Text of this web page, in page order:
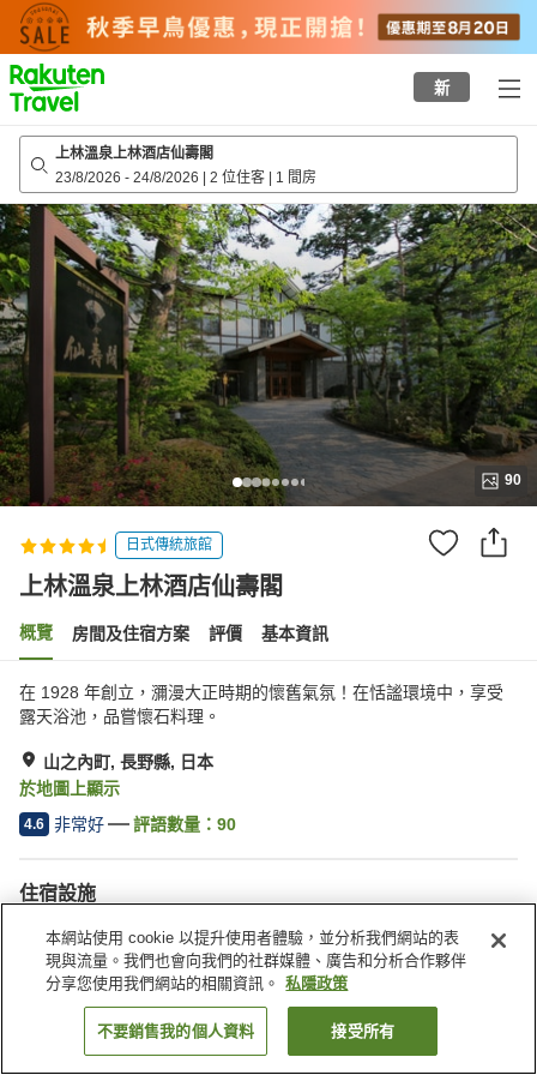
to
top
page
新
上林溫泉上林酒店仙壽閣
23/8/2026 - 24/8/2026 | 2 位住客 | 1 間房
90
日式傳統旅館
上林溫泉上林酒店仙壽閣
概覽 房間及住宿方案 評價 基本資訊
在 1928 年創立，瀰漫大正時期的懷舊氣氛！在恬謐環境中，享受
露天浴池，品嘗懷石料理。
山之內町, 長野縣, 日本
於地圖上顯示
4.6 非常好 評語數量： 90
住宿設施
停車場
泳池
餐廳
休息室
找客房
本網站使用 cookie 以提升使用者體驗，並分析我們網站的表
現與流量。我們也會向我們的社群媒體、廣告和分析合作夥伴
分享您使用我們網站的相關資訊。
私隱政策
不要銷售我的個人資料 接受所有